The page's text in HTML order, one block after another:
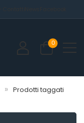
0
» Prodotti taggati